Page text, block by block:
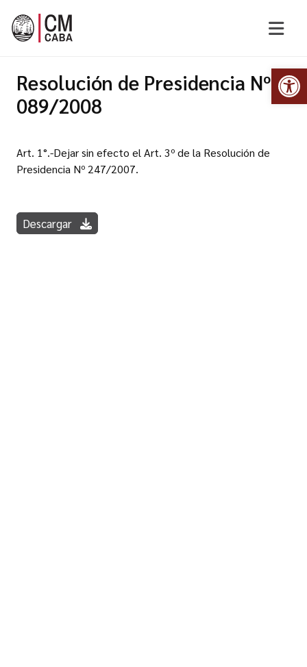
Resolución de Presidencia Nº
089/2008
Art. 1°.-Dejar sin efecto el Art. 3º de la Resolución de
Presidencia Nº 247/2007.
Descargar